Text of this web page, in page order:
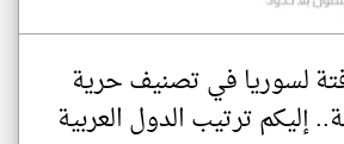
لسوريا في تصنيف حرية
إليكم ترتيب الدول العربية